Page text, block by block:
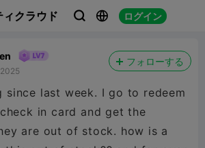
ィクラウド   ログイン
フォローする
since last week. I go to redeem
in card and get the
are out of stock. how is a